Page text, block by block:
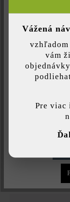
Druh produktu:
betónové dlažby
Zaťažiteľnosť:
Uložiť
Táto webová
Vážená
vám
Pre viac